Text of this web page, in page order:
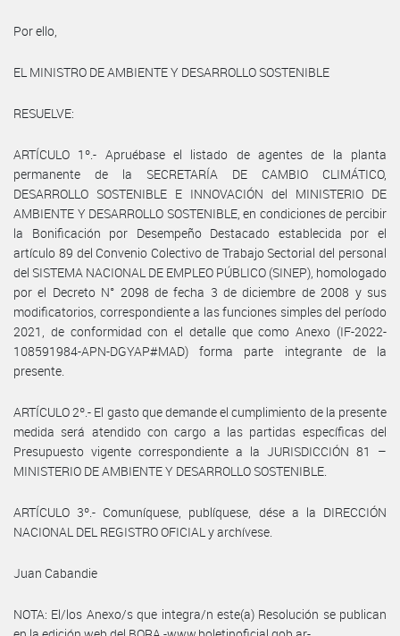
Por ello,
EL MINISTRO DE AMBIENTE Y DESARROLLO SOSTENIBLE
RESUELVE:
ARTÍCULO 1º.- Apruébase el listado de agentes de la planta
permanente de la SECRETARÍA DE CAMBIO CLIMÁTICO,
DESARROLLO SOSTENIBLE E INNOVACIÓN del MINISTERIO DE
AMBIENTE Y DESARROLLO SOSTENIBLE, en condiciones de percibir
la Bonificación por Desempeño Destacado establecida por el
artículo 89 del Convenio Colectivo de Trabajo Sectorial del personal
del SISTEMA NACIONAL DE EMPLEO PÚBLICO (SINEP), homologado
por el Decreto N° 2098 de fecha 3 de diciembre de 2008 y sus
modificatorios, correspondiente a las funciones simples del período
2021, de conformidad con el detalle que como Anexo (IF-2022-
108591984-APN-DGYAP#MAD) forma parte integrante de la
presente.
ARTÍCULO 2º.- El gasto que demande el cumplimiento de la presente
medida será atendido con cargo a las partidas específicas del
Presupuesto vigente correspondiente a la JURISDICCIÓN 81 –
MINISTERIO DE AMBIENTE Y DESARROLLO SOSTENIBLE.
ARTÍCULO 3º.- Comuníquese, publíquese, dése a la DIRECCIÓN
NACIONAL DEL REGISTRO OFICIAL y archívese.
Juan Cabandie
NOTA: El/los Anexo/s que integra/n este(a) Resolución se publican